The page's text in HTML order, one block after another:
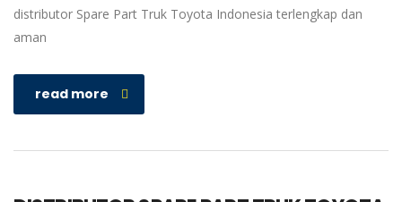
distributor Spare Part Truk Toyota Indonesia terlengkap dan
aman
read more